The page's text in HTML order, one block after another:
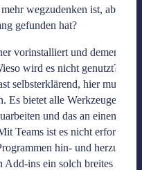
wegzudenken ist, aber in
gefunden hat?
vorinstalliert und
wird es nicht genutzt? Die
selbsterklärend, hier muss
Es bietet alle Werkzeuge, die
und das an einem Ort,
Teams ist es nicht
hin- und
Add-ins ein solch breites